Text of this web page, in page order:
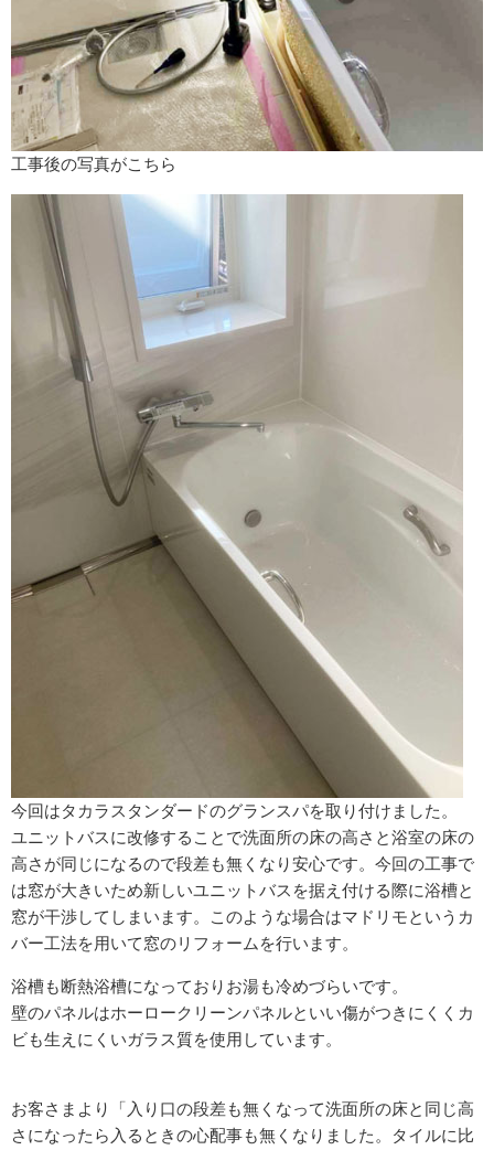
工事後の写真がこちら
今回はタカラスタンダードのグランスパを取り付けました。
ユニットバスに改修することで洗面所の床の高さと浴室の床の
高さが同じになるので段差も無くなり安心です。今回の工事で
は窓が大きいため新しいユニットバスを据え付ける際に浴槽と
窓が干渉してしまいます。このような場合はマドリモというカ
バー工法を用いて窓のリフォームを行います。
浴槽も断熱浴槽になっておりお湯も冷めづらいです。
壁のパネルはホーロークリーンパネルといい傷がつきにくくカ
ビも生えにくいガラス質を使用しています。
お客さまより「入り口の段差も無くなって洗面所の床と同じ高
さになったら入るときの心配事も無くなりました。タイルに比